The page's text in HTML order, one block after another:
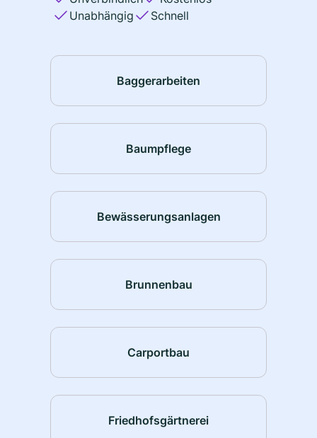
Unabhängig
Schnell
Baggerarbeiten
Baumpflege
Bewässerungsanlagen
Brunnenbau
Carportbau
Friedhofsgärtnerei